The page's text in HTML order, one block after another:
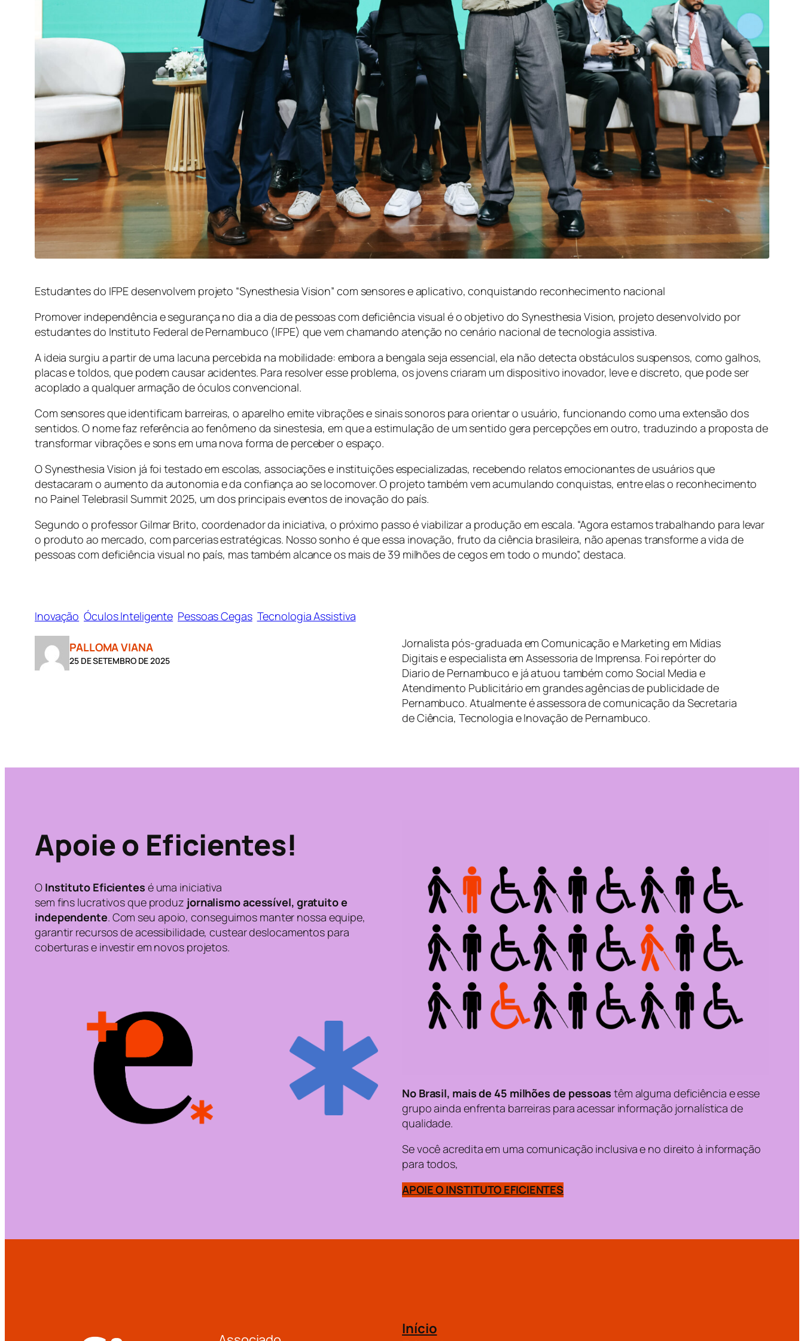
Estudantes do IFPE desenvolvem projeto “Synesthesia Vision” com sensores e aplicativo, conquistando reconhecimento nacional
Promover independência e segurança no dia a dia de pessoas com deficiência visual é o objetivo do Synesthesia Vision, projeto desenvolvido por
estudantes do Instituto Federal de Pernambuco (IFPE) que vem chamando atenção no cenário nacional de tecnologia assistiva.
A ideia surgiu a partir de uma lacuna percebida na mobilidade: embora a bengala seja essencial, ela não detecta obstáculos suspensos, como galhos,
placas e toldos, que podem causar acidentes. Para resolver esse problema, os jovens criaram um dispositivo inovador, leve e discreto, que pode ser
acoplado a qualquer armação de óculos convencional.
Com sensores que identificam barreiras, o aparelho emite vibrações e sinais sonoros para orientar o usuário, funcionando como uma extensão dos
sentidos. O nome faz referência ao fenômeno da sinestesia, em que a estimulação de um sentido gera percepções em outro, traduzindo a proposta de
transformar vibrações e sons em uma nova forma de perceber o espaço.
O Synesthesia Vision já foi testado em escolas, associações e instituições especializadas, recebendo relatos emocionantes de usuários que
destacaram o aumento da autonomia e da confiança ao se locomover. O projeto também vem acumulando conquistas, entre elas o reconhecimento
no Painel Telebrasil Summit 2025, um dos principais eventos de inovação do país.
Segundo o professor Gilmar Brito, coordenador da iniciativa, o próximo passo é viabilizar a produção em escala. “Agora estamos trabalhando para levar
o produto ao mercado, com parcerias estratégicas. Nosso sonho é que essa inovação, fruto da ciência brasileira, não apenas transforme a vida de
pessoas com deficiência visual no país, mas também alcance os mais de 39 milhões de cegos em todo o mundo”, destaca.
Inovação Óculos Inteligente Pessoas Cegas Tecnologia Assistiva
PALLOMA VIANA
25 DE SETEMBRO DE 2025
Jornalista pós-graduada em Comunicação e Marketing em Mídias
Digitais e especialista em Assessoria de Imprensa. Foi repórter do
Diario de Pernambuco e já atuou também como Social Media e
Atendimento Publicitário em grandes agências de publicidade de
Pernambuco. Atualmente é assessora de comunicação da Secretaria
de Ciência, Tecnologia e Inovação de Pernambuco.
Apoie o Eficientes!
O Instituto Eficientes é uma iniciativa
sem fins lucrativos que produz jornalismo acessível, gratuito e
independente. Com seu apoio, conseguimos manter nossa equipe,
garantir recursos de acessibilidade, custear deslocamentos para
coberturas e investir em novos projetos.
No Brasil, mais de 45 milhões de pessoas têm alguma deficiência e esse
grupo ainda enfrenta barreiras para acessar informação jornalística de
qualidade.
Se você acredita em uma comunicação inclusiva e no direito à informação
para todos,
APOIE O INSTITUTO EFICIENTES
Início